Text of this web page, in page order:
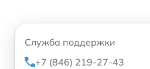
Служба поддержки
+7 (846) 219-27-43